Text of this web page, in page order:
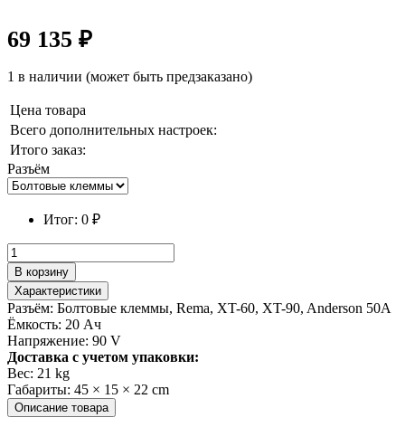
69 135 ₽
1 в наличии (может быть предзаказано)
Цена товара
Всего дополнительных настроек:
Итого заказ:
Разъём
Итог: 0 ₽
Количество
товара
Аккумулятор
90V
20Ah
CATL
LiFePO4
В корзину
Характеристики
Разъём: Болтовые клеммы, Rema, XT-60, XT-90, Anderson 50A
Ёмкость: 20 Ач
Напряжение: 90 V
Доставка с учетом упаковки:
Вес: 21 kg
Габариты: 45 × 15 × 22 cm
Описание товара